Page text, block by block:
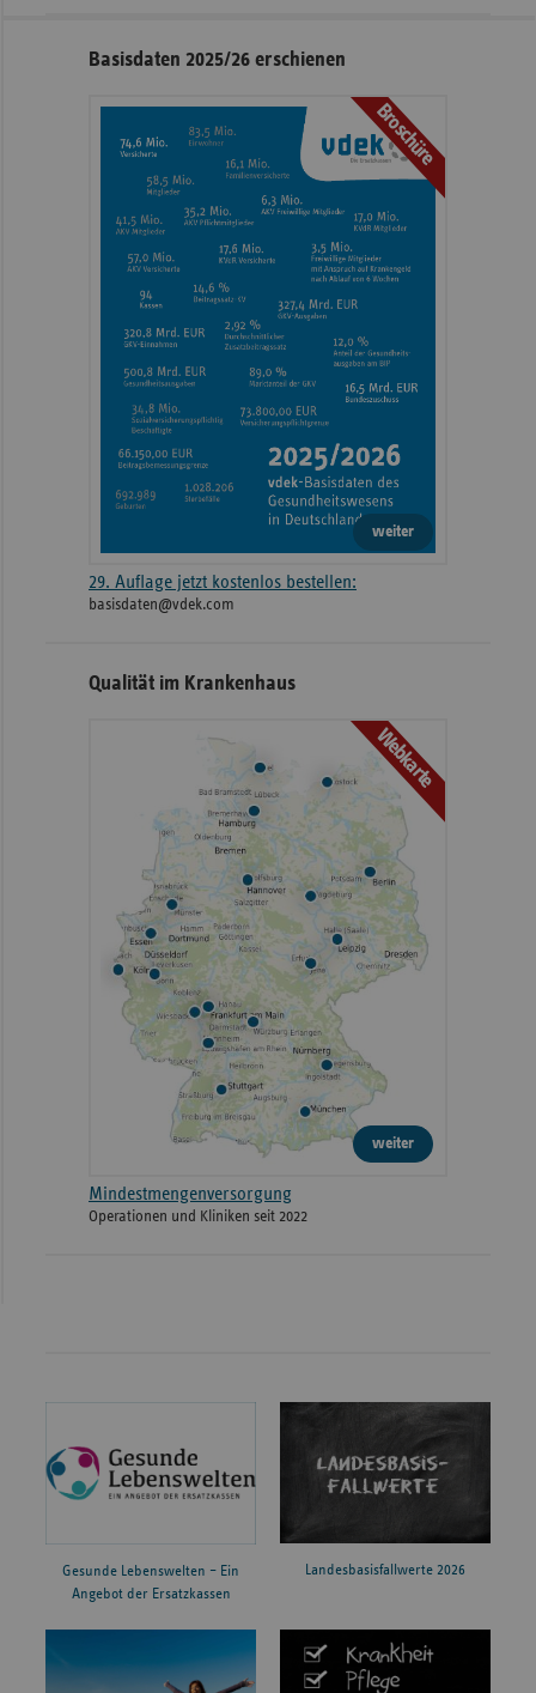
Seitennavigation
Seitenleiste
Informationen
Basisdaten 2025/26 erschienen
Broschüre
weiter
29. Auflage jetzt kostenlos bestellen:
basisdaten@vdek.com
Qualität im Krankenhaus
Webkarte
weiter
Mindestmengenversorgung
Operationen und Kliniken seit 2022
Gesunde Lebenswelten – Ein
Angebot der Ersatzkassen
Landesbasisfallwerte 2026